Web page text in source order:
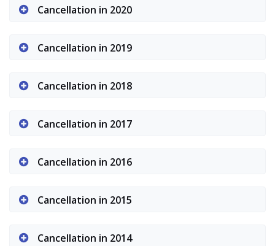
Cancellation in 2020
Cancellation in 2019
Cancellation in 2018
Cancellation in 2017
Cancellation in 2016
Cancellation in 2015
Cancellation in 2014